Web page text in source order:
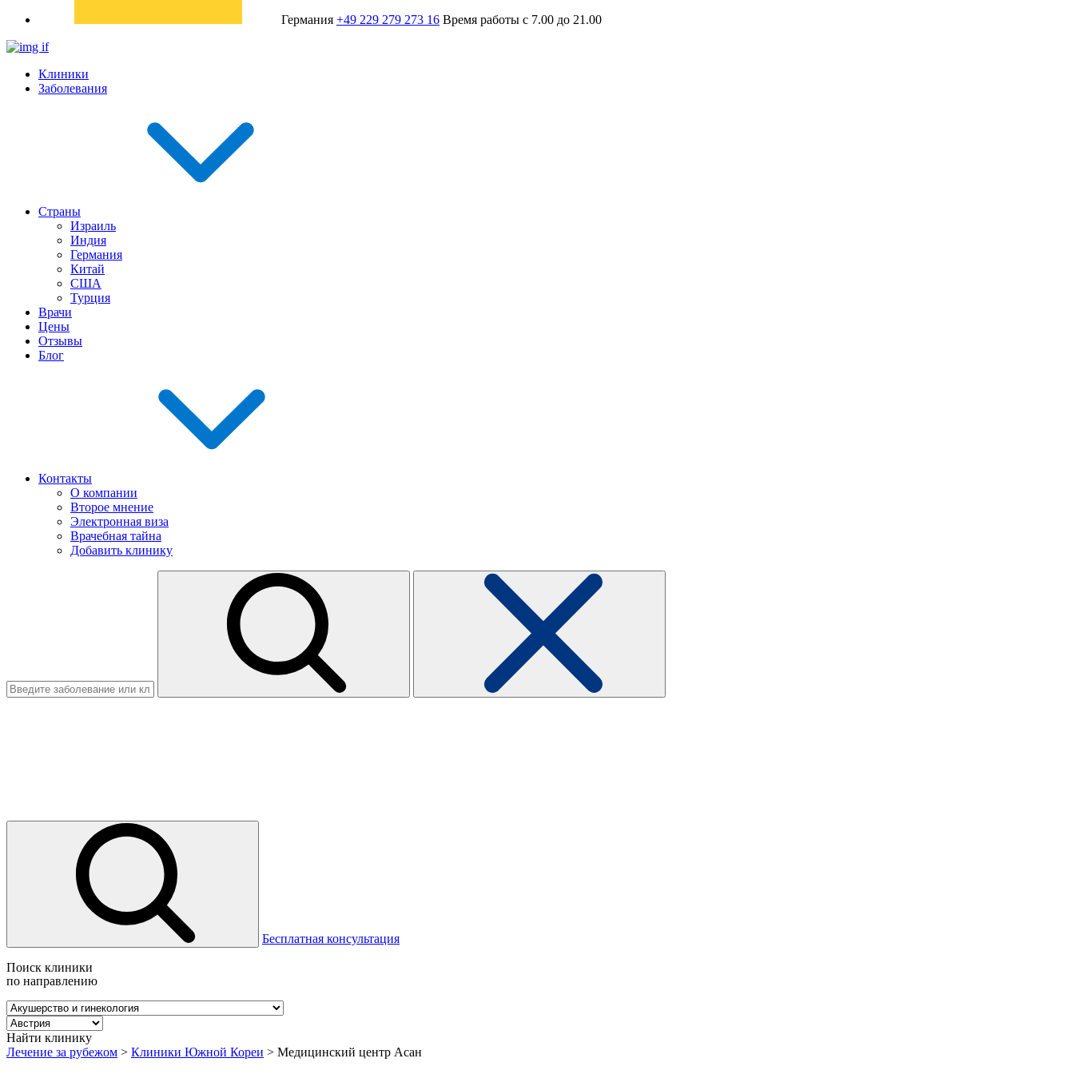
Германия +49 229 279 273 16 Время работы с 7.00 до 21.00
Клиники
Заболевания
Страны
Израиль
Индия
Германия
Китай
США
Турция
Врачи
Цены
Отзывы
Блог
Контакты
О компании
Второе мнение
Электронная виза
Врачебная тайна
Добавить клинику
Бесплатная консультация
Поиск клиники
по направлению
Найти клинику
Лечение за рубежом > Клиники Южной Кореи > Медицинский центр Асан